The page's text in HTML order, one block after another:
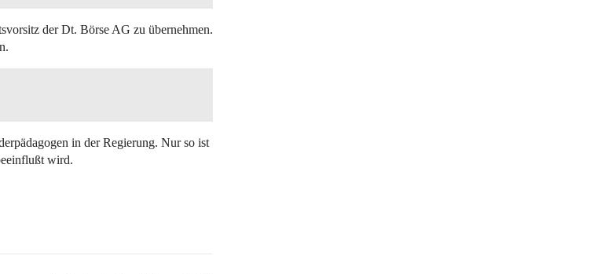
der Dt. Börse AG zu übernehmen.
in der Regierung. Nur so ist
wird.